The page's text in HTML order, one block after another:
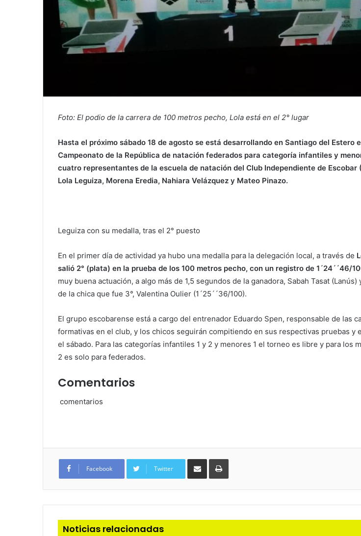
Foto: El podio de la carrera de 100 metros pecho, Lola está en el 2° lugar
Hasta el próximo sábado 18 de agosto se está desarrollando en Santiago del Estero
Campeonato de la República de natación federados para categoría infantiles y
cuatro representantes de la escuela de natación del Club Independiente de Escobar
Lola Leguiza, Morena Eredia, Nahiara Velázquez y Mateo Pinazo.
Leguiza con su medalla, tras el 2° puesto
En el primer día de actividad ya hubo una medalla para la delegación local, a través de
salió 2° (plata) en la prueba de los 100 metros pecho, con un registro de 1´24´´46/
muy buena actuación, a algo más de 1,5 segundos de la ganadora, Sabah Tasat (Lanús)
de la chica que fue 3°, Valentina Oulier (1´25´´36/100).
El grupo escobarense está a cargo del entrenador Eduardo Spen, responsable de las
formativas en el club, y los chicos seguirán compitiendo en sus respectivas pruebas y
el sábado. Para las categorías infantiles 1 y 2 y menores 1 el torneo es libre y para los
2 es solo para federados.
Comentarios
comentarios
Facebook Twitter
Compartir
mail
Imprimir
Noticias relacionadas